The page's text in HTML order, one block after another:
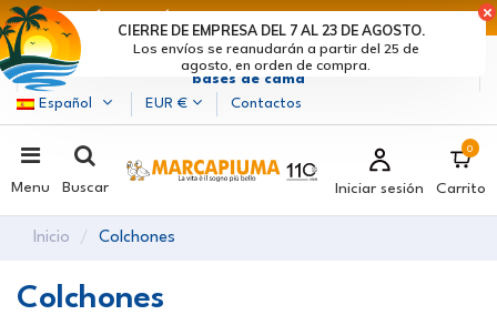
Marcapiuma| Fabricantes de colchones, almohadas y
bases de cama
Español
EUR € Contactos
Menu Buscar Iniciar sesión
0
Carrito
Inicio Colchones
Colchones
Los envíos se reanudarán a partir del 25 de
agosto, en orden de compra.
CIERRE DE EMPRESA DEL 7 AL 23 DE AGOSTO.